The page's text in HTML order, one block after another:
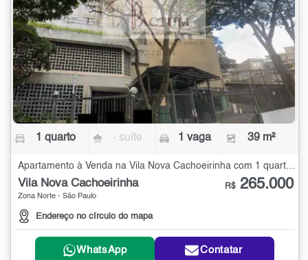
1 quarto - suíte 1 vaga 39 m²
Vila Nova Cachoeirinha
Zona Norte - São Paulo
Endereço no círculo do mapa
R$ 265.000
WhatsApp Contatar